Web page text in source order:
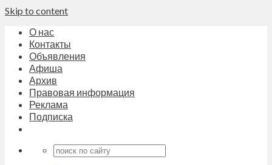
Skip to content
О нас
Контакты
Объявления
Афиша
Архив
Правовая информация
Реклама
Подписка